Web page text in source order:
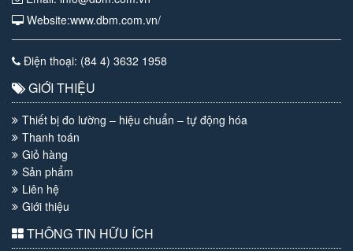
Website:www.dbm.com.vn/
Điện thoại: (84 4) 3632 1958
GIỚI THIỆU
Thiết bị đo lường – hiệu chuẩn – tự động hóa
Thanh toán
Giỏ hàng
Sản phẩm
Liên hệ
Giới thiệu
THÔNG TIN HỮU ÍCH